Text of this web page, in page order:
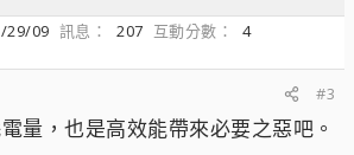
29/09 訊息 207 互動分數
4
#3
量，也是高效能帶來必要之惡吧。